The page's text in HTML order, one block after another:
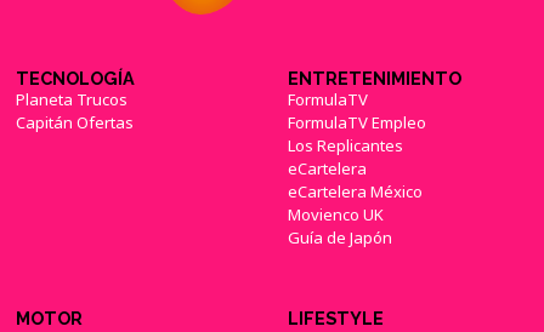
TECNOLOGÍA
Planeta Trucos
Capitán Ofertas
ENTRETENIMIENTO
FormulaTV
FormulaTV Empleo
Los Replicantes
eCartelera
eCartelera México
Movienco UK
Guía de Japón
MOTOR LIFESTYLE